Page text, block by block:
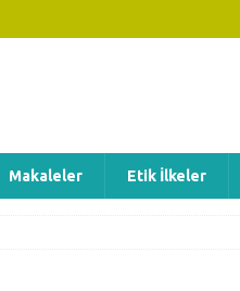
Makaleler Etik İlkeler